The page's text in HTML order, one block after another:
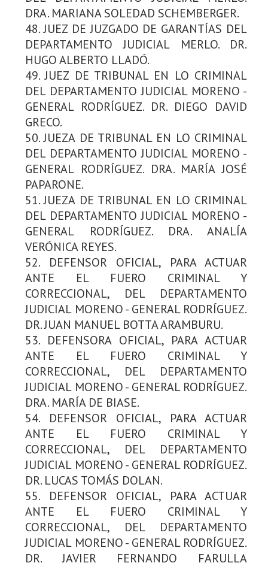
DRA. MARIANA SOLEDAD SCHEMBERGER.
48. JUEZ DE JUZGADO DE GARANTÍAS DEL
DEPARTAMENTO JUDICIAL MERLO. DR.
HUGO ALBERTO LLADÓ.
49. JUEZ DE TRIBUNAL EN LO CRIMINAL
DEL DEPARTAMENTO JUDICIAL MORENO -
GENERAL RODRÍGUEZ. DR. DIEGO DAVID
GRECO.
50. JUEZA DE TRIBUNAL EN LO CRIMINAL
DEL DEPARTAMENTO JUDICIAL MORENO -
GENERAL RODRÍGUEZ. DRA. MARÍA JOSÉ
PAPARONE.
51. JUEZA DE TRIBUNAL EN LO CRIMINAL
DEL DEPARTAMENTO JUDICIAL MORENO -
GENERAL RODRÍGUEZ. DRA. ANALÍA
VERÓNICA REYES.
52. DEFENSOR OFICIAL, PARA ACTUAR
ANTE EL FUERO CRIMINAL Y
CORRECCIONAL, DEL DEPARTAMENTO
JUDICIAL MORENO - GENERAL RODRÍGUEZ.
DR. JUAN MANUEL BOTTA ARAMBURU.
53. DEFENSORA OFICIAL, PARA ACTUAR
ANTE EL FUERO CRIMINAL Y
CORRECCIONAL, DEL DEPARTAMENTO
JUDICIAL MORENO - GENERAL RODRÍGUEZ.
DRA. MARÍA DE BIASE.
54. DEFENSOR OFICIAL, PARA ACTUAR
ANTE EL FUERO CRIMINAL Y
CORRECCIONAL, DEL DEPARTAMENTO
JUDICIAL MORENO - GENERAL RODRÍGUEZ.
DR. LUCAS TOMÁS DOLAN.
55. DEFENSOR OFICIAL, PARA ACTUAR
ANTE EL FUERO CRIMINAL Y
CORRECCIONAL, DEL DEPARTAMENTO
JUDICIAL MORENO - GENERAL RODRÍGUEZ.
DR. JAVIER FERNANDO FARULLA